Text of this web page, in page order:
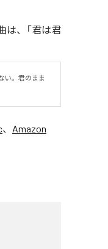
は、「君は君
い。君のまま
、 Amazon